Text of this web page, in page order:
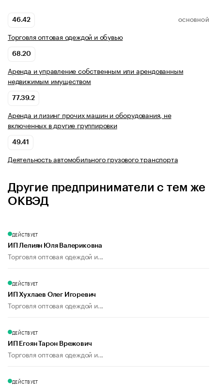
46.42 ОСНОВНОЙ
Торговля оптовая одеждой и обувью
68.20
Аренда и управление собственным или арендованным
недвижимым имуществом
77.39.2
Аренда и лизинг прочих машин и оборудования, не
включенных в другие группировки
49.41
Деятельность автомобильного грузового транспорта
Другие предприниматели с тем же
ОКВЭД
ДЕЙСТВУЕТ
ИП Лелиян Юля Валериковна
Торговля оптовая одеждой и...
ДЕЙСТВУЕТ
ИП Хухлаев Олег Игоревич
Торговля оптовая одеждой и...
ДЕЙСТВУЕТ
ИП Егоян Тарон Врежович
Торговля оптовая одеждой и...
ДЕЙСТВУЕТ